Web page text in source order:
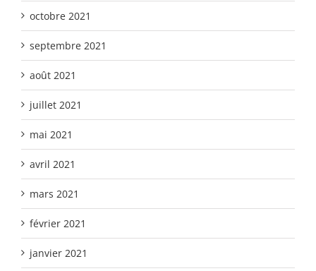
octobre 2021
septembre 2021
août 2021
juillet 2021
mai 2021
avril 2021
mars 2021
février 2021
janvier 2021